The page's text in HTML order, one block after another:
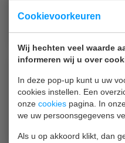
Cookievoorkeuren
Wij hechten veel waarde
informeren wij u over
In deze pop-up kunt u uw
cookies instellen. Een
onze cookies pagina. In
we uw persoonsgegevens
Als u op akkoord klikt, dan
Seksueel
Zorglijn Seksueel
Pas op de Grens